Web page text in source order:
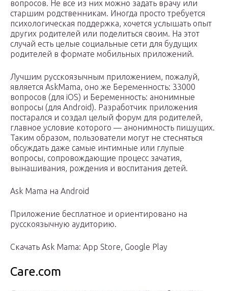
вопросов. Не все из них можно задать врачу или
старшим родственникам. Иногда просто требуется
психологическая поддержка, хочется услышать опыт
других родителей или поделиться своим. На этот
случай есть целые социальные сети для будущих
родителей в формате мобильных приложений.
Лучшим русскоязычным приложением, пожалуй,
является AskMama, оно же Беременность: 33000
вопросов (для iOS) и Беременность: анонимные
вопросы (для Android). Разработчик приложения
постарался и создал целый форум для родителей,
главное условие которого — анонимность пишущих.
Таким образом, пользователи могут не стесняться
обсуждать даже самые интимные или глупые
вопросы, сопровождающие процесс зачатия,
вынашивания, рождения и воспитания детей.
Ask Mama на Android
Приложение бесплатное и ориентировано на
русскоязычную аудиторию.
Скачать Ask Mama: App Store, Google Play
Care.com